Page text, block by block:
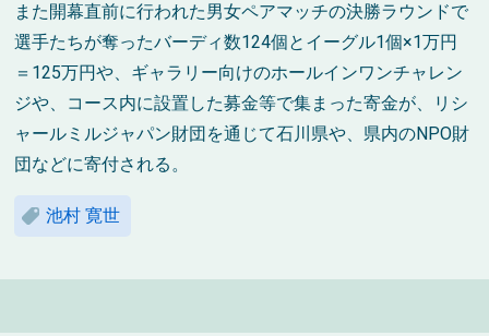
また開幕直前に行われた男女ペアマッチの決勝ラウンドで
選手たちが奪ったバーディ数124個とイーグル1個×1万円
＝125万円や、ギャラリー向けのホールインワンチャレン
ジや、コース内に設置した募金等で集まった寄金が、リシ
ャールミルジャパン財団を通じて石川県や、県内のNPO財
団などに寄付される。
池村 寛世